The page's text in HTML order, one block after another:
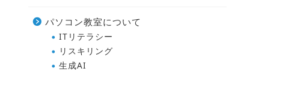
パソコン教室について
ITリテラシー
リスキリング
生成AI